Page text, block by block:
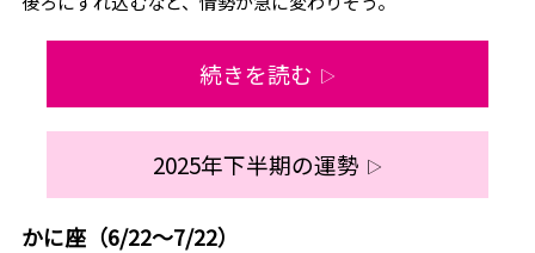
続きを読む ▷
2025年下半期の運勢 ▷
かに座（6/22～7/22）